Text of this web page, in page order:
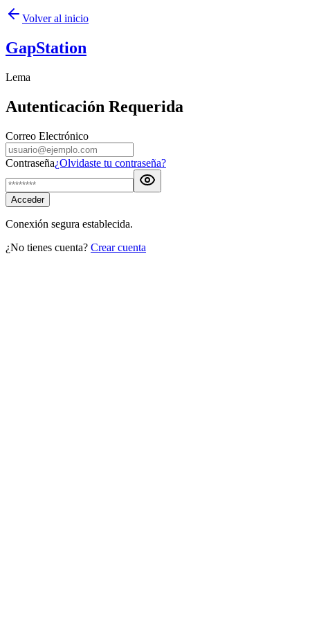
Volver al inicio
GapStation
Lema
Autenticación Requerida
Correo Electrónico
Contraseña¿Olvidaste tu contraseña?
Acceder
Conexión segura establecida.
¿No tienes cuenta? Crear cuenta